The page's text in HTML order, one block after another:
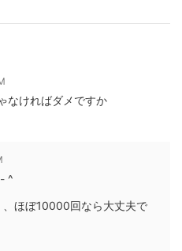
なければダメですか
^
、ほぼ10000回なら大丈夫で